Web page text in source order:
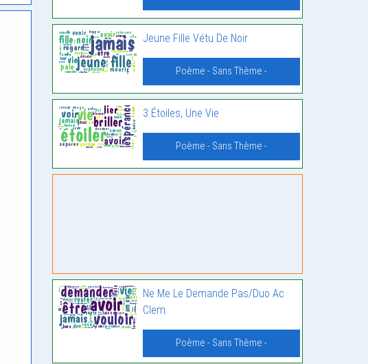
Jeune Fille Vétu De Noir
Poème - Sans Thème -
3 Étoiles, Une Vie
Poème - Sans Thème -
Ne Me Le Demande Pas/Duo Ac
Clem
Poème - Sans Thème -